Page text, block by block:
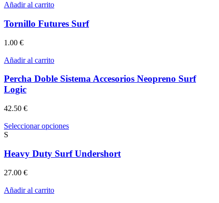
Añadir al carrito
Tornillo Futures Surf
1.00 €
Añadir al carrito
Percha Doble Sistema Accesorios Neopreno Surf
Logic
42.50 €
Seleccionar opcionesEste
múltiples
variantes.
S
Heavy Duty Surf Undershort
27.00 €
Añadir al carrito